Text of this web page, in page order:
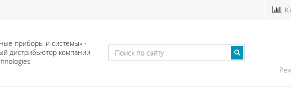
К
приборы и системы» -
дистрибьютор компании